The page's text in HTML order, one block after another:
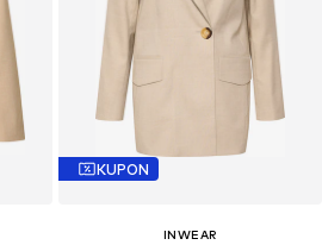
KUPON
INWEAR